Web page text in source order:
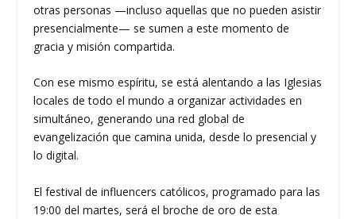
otras personas —incluso aquellas que no pueden asistir
presencialmente— se sumen a este momento de
gracia y misión compartida.
Con ese mismo espíritu, se está alentando a las Iglesias
locales de todo el mundo a organizar actividades en
simultáneo, generando una red global de
evangelización que camina unida, desde lo presencial y
lo digital.
El festival de influencers católicos, programado para las
19:00 del martes, será el broche de oro de esta